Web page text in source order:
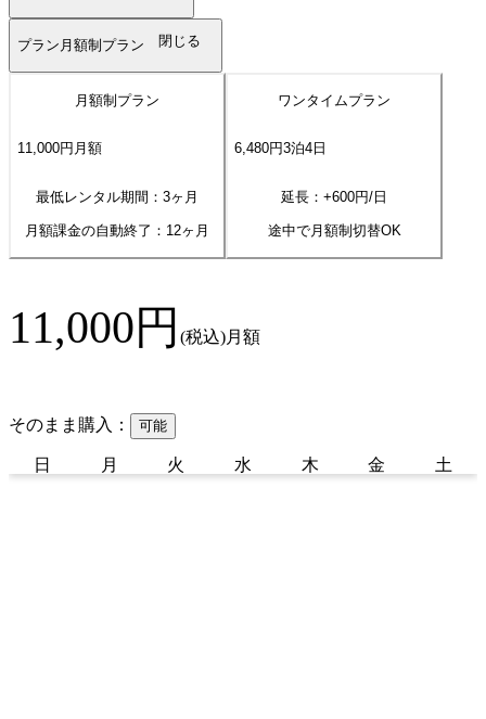
プラン 月額制プラン 閉じる
月額制プラン
11,000円 月額
最低レンタル期間：3ヶ月
月額課金の自動終了： 12ヶ月
ワンタイムプラン
6,480円3泊4 日
延長：+600円/日
途中で月額制切替OK
11,000円 (税込)月額
そのまま購入： 可能
日 月 火 水 木 金 土